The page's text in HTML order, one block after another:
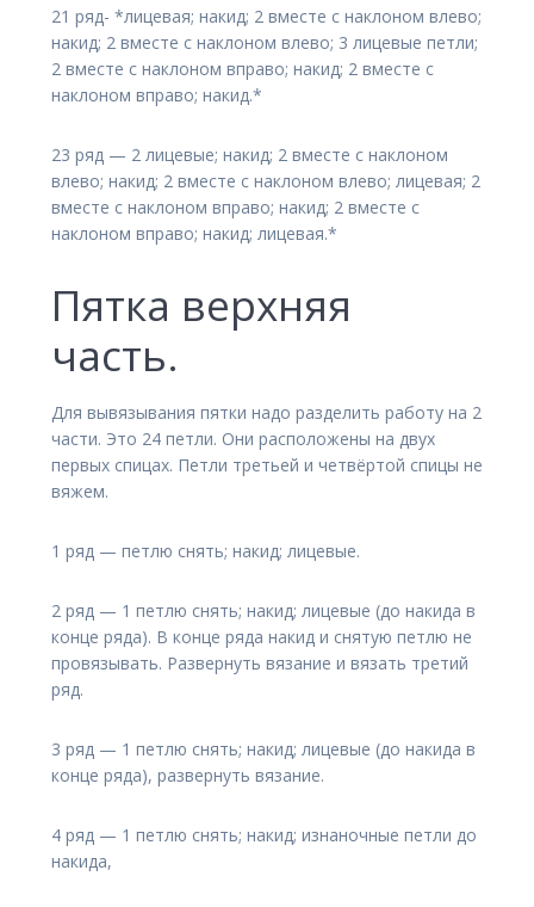
21 ряд- *лицевая; накид; 2 вместе с наклоном влево;
накид; 2 вместе с наклоном влево; 3 лицевые петли;
2 вместе с наклоном вправо; накид; 2 вместе с
наклоном вправо; накид.*
23 ряд — 2 лицевые; накид; 2 вместе с наклоном
влево; накид; 2 вместе с наклоном влево; лицевая; 2
вместе с наклоном вправо; накид; 2 вместе с
наклоном вправо; накид; лицевая.*
Пятка верхняя
часть.
Для вывязывания пятки надо разделить работу на 2
части. Это 24 петли. Они расположены на двух
первых спицах. Петли третьей и четвёртой спицы не
вяжем.
1 ряд — петлю снять; накид; лицевые.
2 ряд — 1 петлю снять; накид; лицевые (до накида в
конце ряда). В конце ряда накид и снятую петлю не
провязывать. Развернуть вязание и вязать третий
ряд.
3 ряд — 1 петлю снять; накид; лицевые (до накида в
конце ряда), развернуть вязание.
4 ряд — 1 петлю снять; накид; изнаночные петли до
накида,